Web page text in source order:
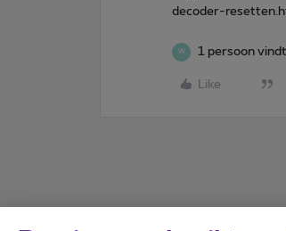
decoder-
W 1 persoon
Like